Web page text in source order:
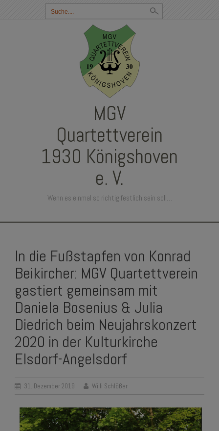
Suchbegriff
eingeben:
MGV
Quartettverein
1930 Königshoven
e. V.
Wenn es einmal so richtig festlich sein soll…
CONTENT
In die Fußstapfen von Konrad
Beikircher: MGV Quartettverein
gastiert gemeinsam mit
Daniela Bosenius & Julia
Diedrich beim Neujahrskonzert
2020 in der Kulturkirche
Elsdorf-Angelsdorf
31. Dezember 2019 Willi Schlößer